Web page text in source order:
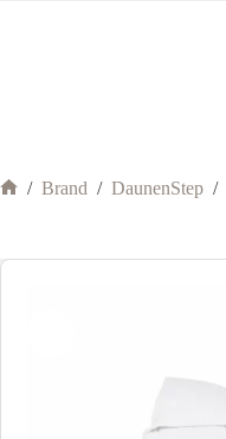
/ Brand / DaunenStep /